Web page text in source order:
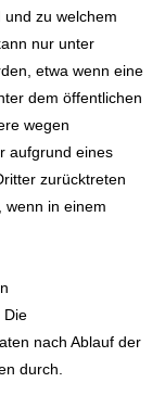
und zu welchem
nur unter
etwa wenn eine
dem öffentlichen
wegen
aufgrund eines
zurücktreten
wenn in einem
Die
nach Ablauf der
durch.